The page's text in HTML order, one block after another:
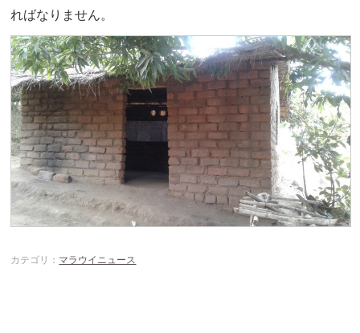
ればなりません。
カテゴリ： マラウイニュース